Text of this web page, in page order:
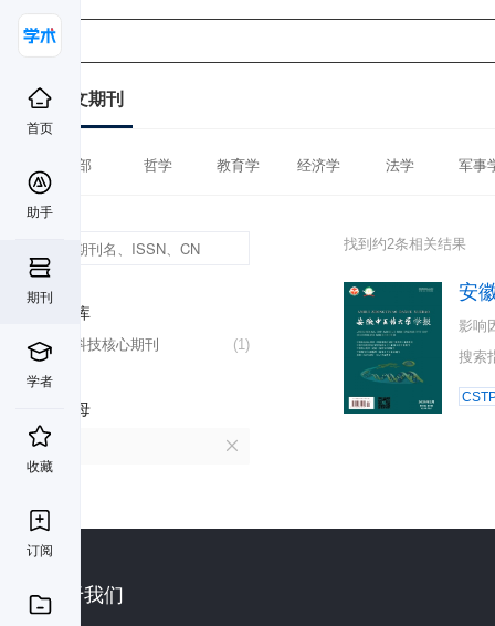
首页
助手
期刊
学者
收藏
订阅
中文期刊
全部 哲学 教育学 经济学 法学 军事
数据库
(1)
中国科技核心期刊
首字母
找到约2条相关结果
安
影响
搜索
关于我们